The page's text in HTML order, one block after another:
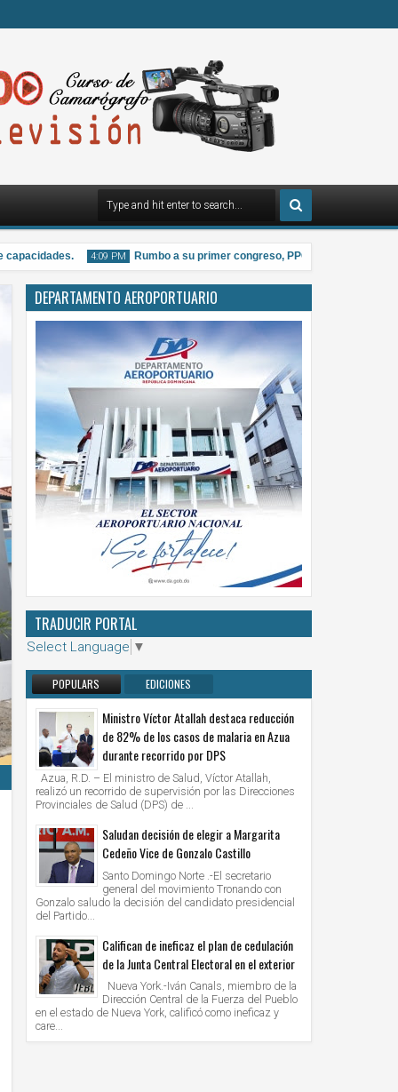
4:09 PM
2026
Rumbo a su primer congreso, PPG distribuye material
DEPARTAMENTO AEROPORTUARIO
TRADUCIR PORTAL
Select Language ▼
POPULARS
EDICIONES
ANTERIORES
Ministro Víctor Atallah destaca reducción
de 82% de los casos de malaria en Azua
durante recorrido por DPS
Azua, R.D. – El ministro de Salud, Víctor Atallah,
realizó un recorrido de supervisión por las Direcciones
Provinciales de Salud (DPS) de ...
Saludan decisión de elegir a Margarita
Cedeño Vice de Gonzalo Castillo
Santo Domingo Norte .-El secretario
general del movimiento Tronando con
Gonzalo saludo la decisión del candidato presidencial
del Partido...
Califican de ineficaz el plan de cedulación
de la Junta Central Electoral en el exterior
Nueva York.-Iván Canals, miembro de la
Dirección Central de la Fuerza del Pueblo
en el estado de Nueva York, calificó como ineficaz y
care...